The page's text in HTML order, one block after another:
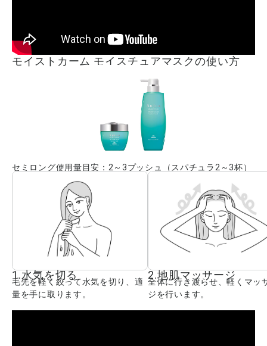
モイストカーム モイスチュアマスクの使い方
セミロング使用量目安：2～3プッシュ（スパチュラ2～3杯）
1.水気を切る
毛先を軽く絞って水気を切り、適
量を手に取ります。
2.地肌マッサージ
全体に行き渡らせ、軽くマッ
ジを行います。